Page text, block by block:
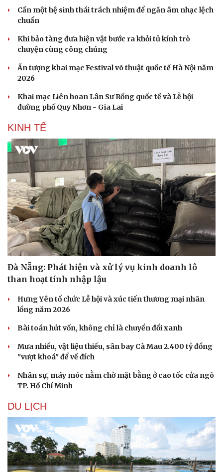
Nam khoa
Làm đẹp - giảm cân
Ăn sạch sống khỏe
Cần một hệ sinh thái trách nhiệm để ngăn âm nhạc lệch
chuẩn
Khi bảo tàng đưa hiện vật bước ra khỏi tủ kính trò
chuyện cùng công chúng
Ấn tượng khai mạc Festival võ thuật quốc tế Hà Nội năm
2026
Khai mạc Liên hoan Lân Sư Rồng quốc tế và Lễ hội
đường phố Quy Nhơn - Gia Lai
KINH TẾ
Đà Nẵng: Phát hiện và xử lý vụ kinh doanh lô
than hoạt tính nhập lậu
Hưng Yên tổ chức Lễ hội và xúc tiến thương mại nhãn
lồng năm 2026
Bài toán hút vốn, không chỉ là chuyển đổi xanh
Mưa nhiều, vật liệu thiếu, sân bay Cà Mau 2.400 tỷ đồng
"vượt khoá" để về đích
Nhân sự, máy móc nằm chờ mặt bằng ở cao tốc cửa ngõ
TP. Hồ Chí Minh
DU LỊCH